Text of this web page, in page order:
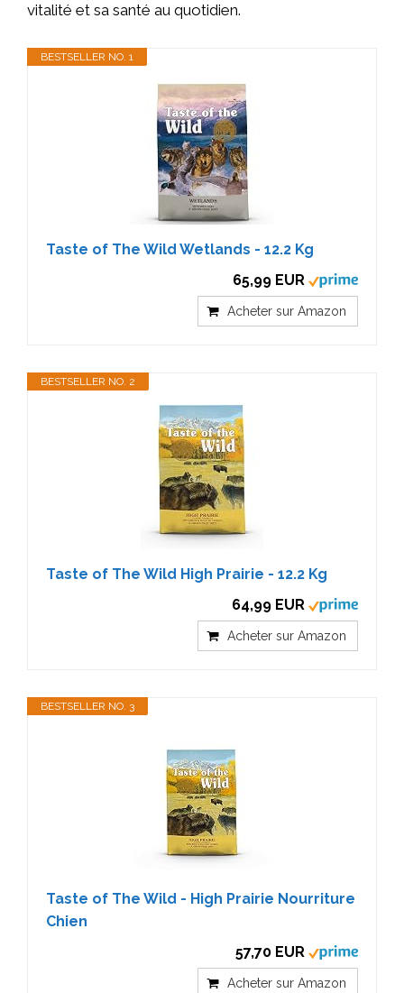
vitalité et sa santé au quotidien.
BESTSELLER NO. 1
Taste of The Wild Wetlands - 12.2 Kg
65,99 EUR
Acheter sur Amazon
BESTSELLER NO. 2
Taste of The Wild High Prairie - 12.2 Kg
64,99 EUR
Acheter sur Amazon
BESTSELLER NO. 3
Taste of The Wild - High Prairie Nourriture
Chien
57,70 EUR
Acheter sur Amazon